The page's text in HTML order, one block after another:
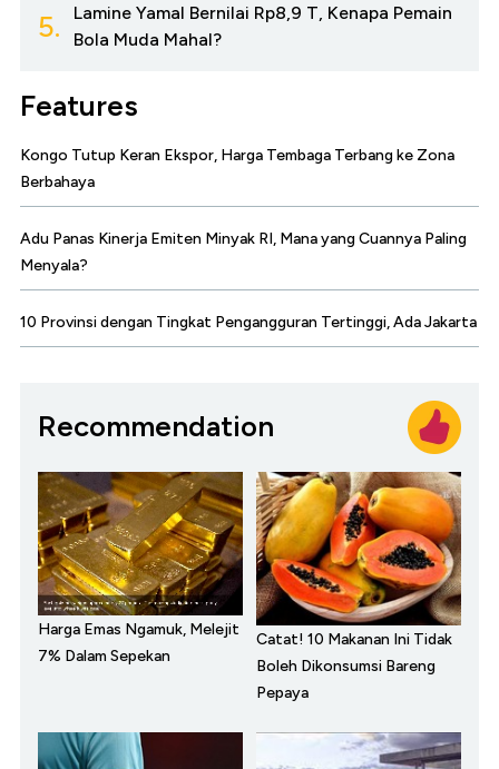
5.
Lamine Yamal Bernilai Rp8,9 T, Kenapa Pemain
Bola Muda Mahal?
Features
Kongo Tutup Keran Ekspor, Harga Tembaga Terbang ke Zona
Berbahaya
Adu Panas Kinerja Emiten Minyak RI, Mana yang Cuannya Paling
Menyala?
10 Provinsi dengan Tingkat Pengangguran Tertinggi, Ada Jakarta
Recommendation
Harga Emas Ngamuk, Melejit
7% Dalam Sepekan
Catat! 10 Makanan Ini Tidak
Boleh Dikonsumsi Bareng
Pepaya